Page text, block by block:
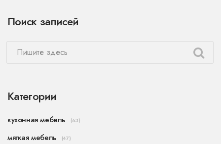
Поиск записей
Категории
кухонная мебель (63)
мягкая мебель (47)